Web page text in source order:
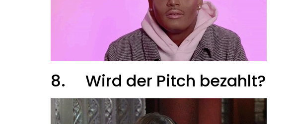
8. Wird der Pitch bezahlt?